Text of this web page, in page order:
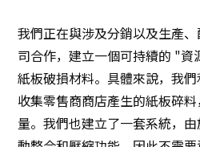
我們正在與涉及分銷以及生產
司合作，建立一個可持續的 "
紙板破損材料。具體來說，我
收集零售商商店產生的紙板碎
量。我們也建立了一套系統，